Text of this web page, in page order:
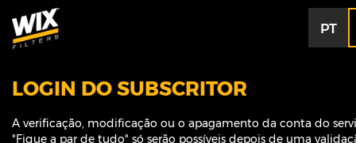
PT
LOGIN DO SUBSCRITOR
A verificação, modificação ou o apagamento da conta do
"Fique a par de tudo" só serão possíveis depois de uma